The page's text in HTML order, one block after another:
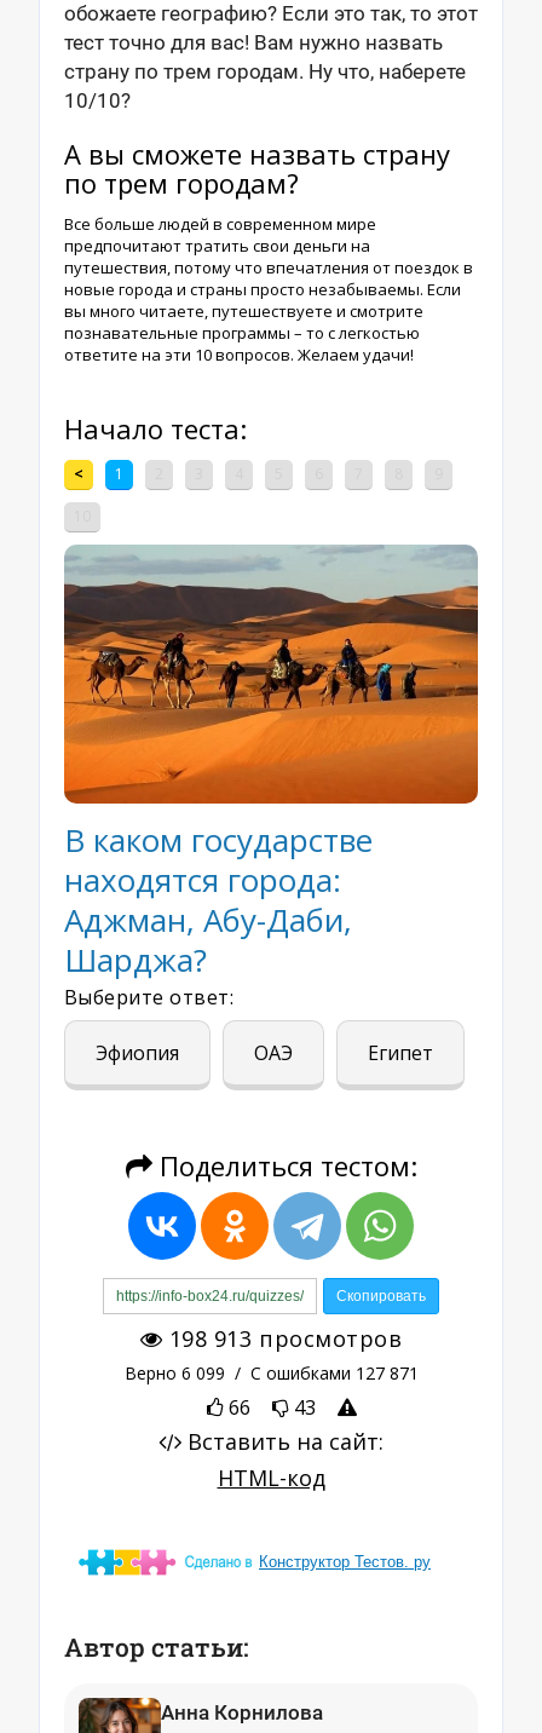
обожаете географию? Если это так, то этот
тест точно для вас! Вам нужно назвать
страну по трем городам. Ну что, наберете
10/10?
Конструктор Тестов. ру
Автор статьи:
Анна Корнилова